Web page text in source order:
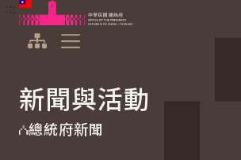
跳到主要內容
中華民國總統府
新聞與活動
總統府新聞